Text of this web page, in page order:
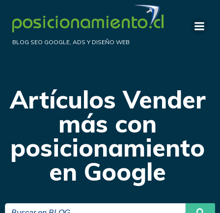
Saltar
al
BLOG SEO GOOGLE, ADS Y DISEÑO WEB
Artículos Vender
más con
posicionamiento
en Google